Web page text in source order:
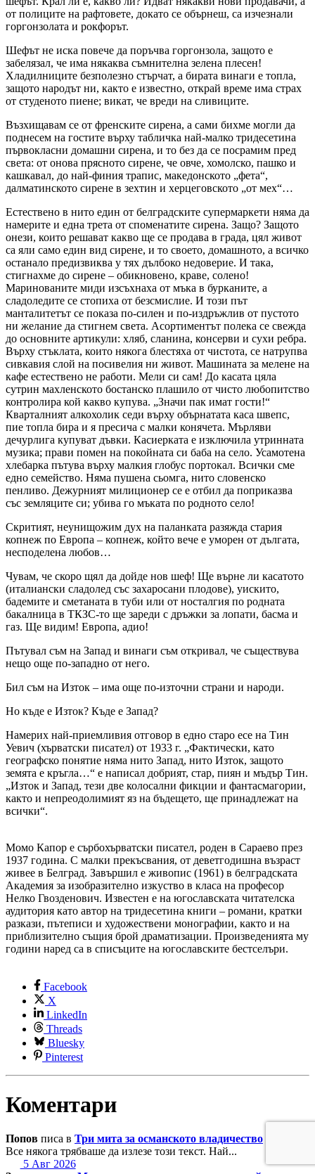
от полиците на рафтовете, докато се обърнеш, са изчезнали
горгонзолата и рокфорът.
Шефът не иска повече да поръчва горгонзола, защото е
забелязал, че има някаква съмнителна зелена плесен!
Хладилниците безполезно стърчат, а бирата винаги е топла,
защото народът ни, както е известно, открай време има страх
от студеното пиене; викат, че вреди на сливиците.
Възхищавам се от френските сирена, а сами бихме могли да
поднесем на гостите върху табличка най-малко тридесетина
първокласни домашни сирена, и то без да се посрамим пред
света: от онова прясното сирене, че овче, хомолско, пашко и
кашкавал, до най-финия трапис, македонското „фета“,
далматинското сирене в зехтин и херцеговското „от мех“…
Естествено в нито един от белградските супермаркети няма да
намерите и една трета от споменатите сирена. Защо? Защото
онези, които решават какво ще се продава в града, цял живот
са яли само един вид сирене, и то своето, домашното, а всичко
останало предизвиква у тях дълбоко недоверие. И така,
стигнахме до сирене – обикновено, краве, солено!
Маринованите миди изсъхнаха от мъка в бурканите, а
сладоледите се стопиха от безсмислие. И този път
манталитетът се показа по-силен и по-издръжлив от пустото
ни желание да стигнем света. Асортиментът полека се свежда
до основните артикули: хляб, сланина, консерви и сухи ребра.
Върху стъклата, които някога блестяха от чистота, се натрупва
сивкавия слой на посивелия ни живот. Машината за мелене на
кафе естествено не работи. Мели си сам! До касата цяла
сутрин махленското бостанско плашило от чисто любопитство
контролира кой какво купува. „Значи пак имат гости!“
Кварталният алкохолик седи върху обърнатата каса швепс,
пие топла бира и я пресича с малки конячета. Мърляви
дечурлига купуват дъвки. Касиерката е изключила утринната
музика; прави помен на покойната си баба на село. Усамотена
хлебарка пътува върху малкия глобус портокал. Всички сме
едно семейство. Няма пушена сьомга, нито словенско
пенливо. Дежурният милиционер се е отбил да поприказва
със земляците си; убива го мъката по родното село!
Скритият, неунищожим дух на паланката разяжда стария
копнеж по Европа – копнеж, който вече е уморен от дългата,
несподелена любов…
Чувам, че скоро щял да дойде нов шеф! Ще върне ли касатото
(италиански сладолед със захаросани плодове), уискито,
бадемите и сметаната в туби или от носталгия по родната
бакалница в ТКЗС-то ще зареди с дръжки за лопати, басма и
газ. Ще видим! Европа, адио!
Пътувал съм на Запад и винаги съм откривал, че съществува
нещо още по-западно от него.
Бил съм на Изток – има още по-източни страни и народи.
Но къде е Изток? Къде е Запад?
Намерих най-приемливия отговор в едно старо есе на Тин
Уевич (хърватски писател) от 1933 г. „Фактически, като
географско понятие няма нито Запад, нито Изток, защото
земята е кръгла…“ е написал добрият, стар, пиян и мъдър Тин.
„Изток и Запад, тези две колосални фикции и фантасмагории,
както и непреодолимият яз на бъдещето, ще принадлежат на
всички“.
Момо Капор е сърбохърватски писател, роден в Сараево през
1937 година. С малки прекъсвания, от деветгодишна възраст
живее в Белград. Завършил е живопис (1961) в белградската
Академия за изобразително изкуство в класа на професор
Нелко Гвозденович. Известен е на югославската читателска
аудитория като автор на тридесетина книги – романи, кратки
разкази, пътеписи и художествени монографии, както и на
приблизително същия брой драматизации. Произведенията му
години наред са в списъците на югославските бестселъри.
Facebook
X
LinkedIn
Threads
Bluesky
Pinterest
Коментари
Попов писа в Три мита за османското владичество
Все някога трябваше да излезе този текст. Най...
5 Авг 2026